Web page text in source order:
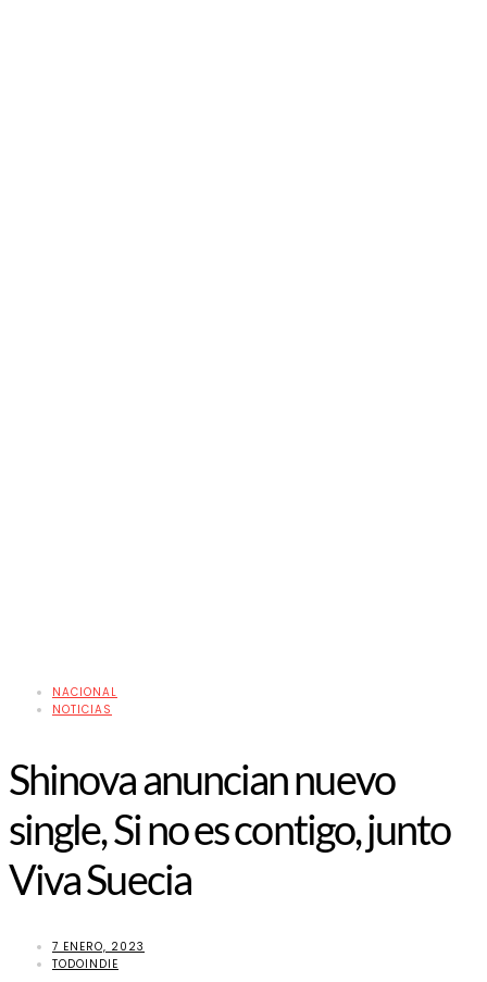
NACIONAL
NOTICIAS
Shinova anuncian nuevo
single, Si no es contigo, junto
Viva Suecia
7 ENERO, 2023
TODOINDIE